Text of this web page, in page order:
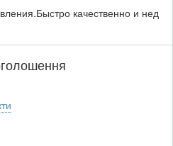
качественно и нед